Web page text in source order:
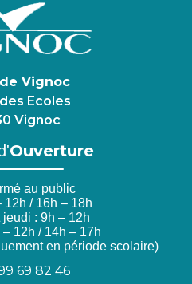
Vignoc
Ecoles
Vignoc
Ouverture
au public
12h / 16h – 18h
jeudi : 9h – 12h
12h / 14h – 17h
en période scolaire)
69 82 46